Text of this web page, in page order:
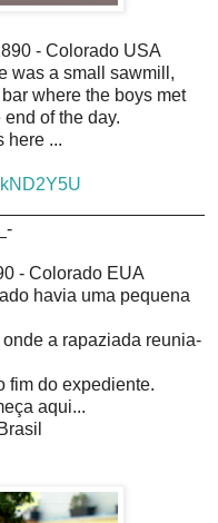
- Colorado USA
was a small sawmill,
where the boys met
of the day.
here ...
- Colorado EUA
havia uma pequena
a rapaziada reunia-
fim do expediente.
aqui...